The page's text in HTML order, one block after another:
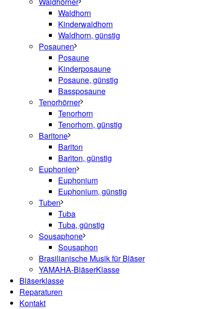
Waldhorn
Kinderwaldhorn
Waldhorn, günstig
Posaunen
Posaune
Kinderposaune
Posaune, günstig
Bassposaune
Tenorhörner
Tenorhorn
Tenorhorn, günstig
Baritone
Bariton
Bariton, günstig
Euphonien
Euphonium
Euphonium, günstig
Tuben
Tuba
Tuba, günstig
Sousaphone
Sousaphon
Brasilianische Musik für Bläser
YAMAHA-BläserKlasse
Bläserklasse
Reparaturen
Kontakt